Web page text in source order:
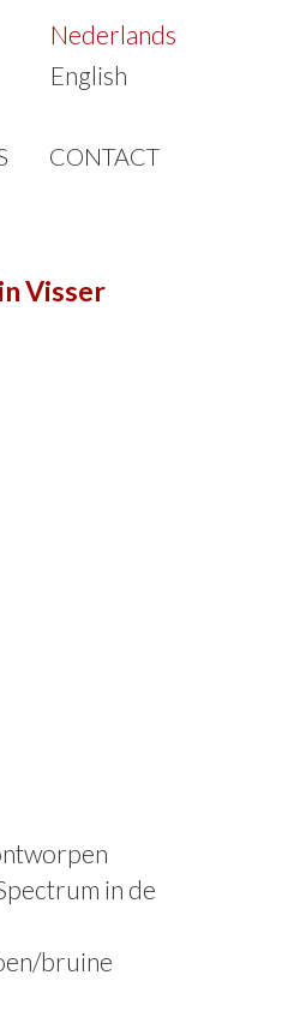
CONTACT
Nederlands
English
Visser
in de
bruine